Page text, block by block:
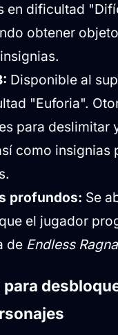
en dificultad
obtener
Disponible al
"Euforia".
para deslimitar
como insignias
profundos: Se
el jugador
de Endless